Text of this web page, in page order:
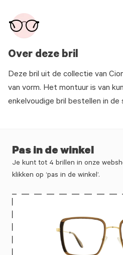
Over deze bril
Deze bril uit de collectie van
van vorm. Het montuur is van
enkelvoudige bril bestellen in
Pas in de winkel
Je kunt tot 4 brillen in onze
klikken op ‘pas in de winkel’.